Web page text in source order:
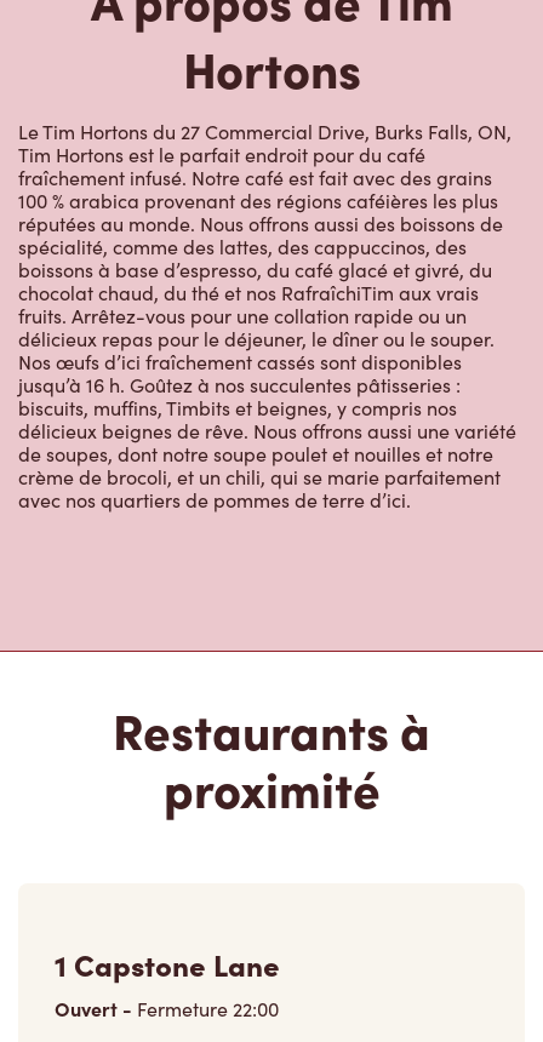
Hortons
Le Tim Hortons du 27 Commercial Drive, Burks Falls, ON,
Tim Hortons est le parfait endroit pour du café
fraîchement infusé. Notre café est fait avec des grains
100 % arabica provenant des régions caféières les plus
réputées au monde. Nous offrons aussi des boissons de
spécialité, comme des lattes, des cappuccinos, des
boissons à base d’espresso, du café glacé et givré, du
chocolat chaud, du thé et nos RafraîchiTim aux vrais
fruits. Arrêtez-vous pour une collation rapide ou un
délicieux repas pour le déjeuner, le dîner ou le souper.
Nos œufs d’ici fraîchement cassés sont disponibles
jusqu’à 16 h. Goûtez à nos succulentes pâtisseries :
biscuits, muffins, Timbits et beignes, y compris nos
délicieux beignes de rêve. Nous offrons aussi une variété
de soupes, dont notre soupe poulet et nouilles et notre
crème de brocoli, et un chili, qui se marie parfaitement
avec nos quartiers de pommes de terre d’ici.
Restaurants à
proximité
1 Capstone Lane
Ouvert - Fermeture22:00